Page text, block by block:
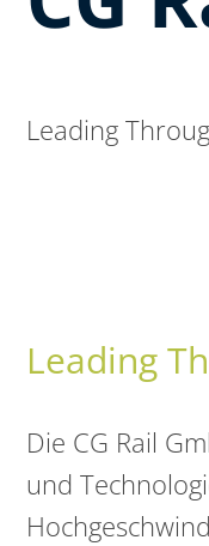
Leading
Leading
Die CG Rail
und